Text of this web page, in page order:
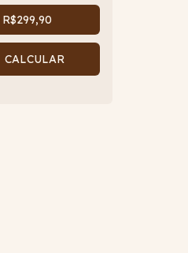
R$299,90
CALCULAR